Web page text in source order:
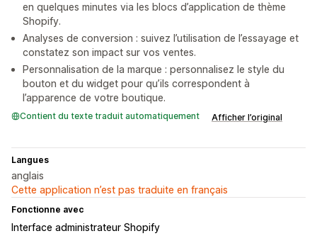
en quelques minutes via les blocs d’application de thème
Shopify.
Analyses de conversion : suivez l’utilisation de l’essayage et
constatez son impact sur vos ventes.
Personnalisation de la marque : personnalisez le style du
bouton et du widget pour qu’ils correspondent à
l’apparence de votre boutique.
Contient du texte traduit automatiquement Afficher l’original
Langues
anglais
Cette application n’est pas traduite en français
Fonctionne avec
Interface administrateur Shopify